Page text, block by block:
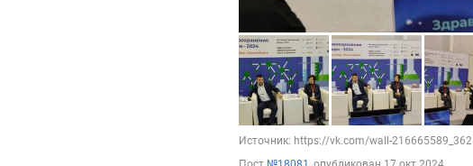
Источник: https://vk.com/wall-216665589_362